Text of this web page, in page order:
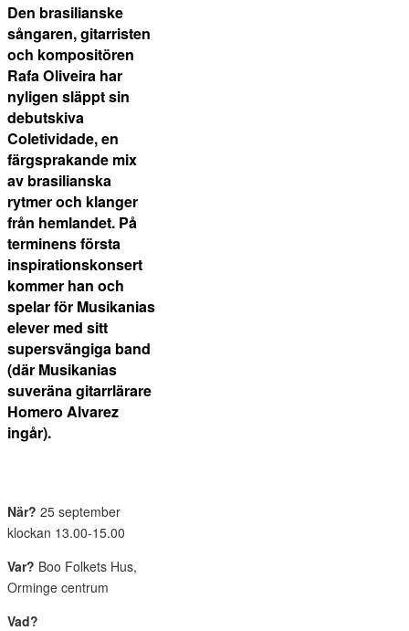
Den brasilianske
sångaren, gitarristen
och kompositören
Rafa Oliveira har
nyligen släppt sin
debutskiva
Coletividade, en
färgsprakande mix
av brasilianska
rytmer och klanger
från hemlandet. På
terminens första
inspirationskonsert
kommer han och
spelar för Musikanias
elever med sitt
supersvängiga band
(där Musikanias
suveräna gitarrlärare
Homero Alvarez
ingår).
När? 25 september
klockan 13.00-15.00
Var? Boo Folkets Hus,
Orminge centrum
Vad?